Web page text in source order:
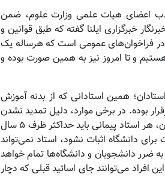
مرکز جذب اعضای هیات علمی وزارت علوم، ضمن
به خبرنگار خبرگزاری ایلنا گفته که طبق قوانین و
فراخوان‌های عمومی است که هرساله یک
و تا امروز نیز به همین صورت بوده و
همین استادانی که از بدنه آموزش
بوده. در برخی موارد، دلیل تمدید نشدن
قراردادها و بخصوص، قرارداد اساتید پیمانی، رکود علمی است. مطابق قانون، هر استاد پیمانی باید حداکثر ظرف ۵ سال
دانشگاه اثبات نشود، استاد نمی‌تواند
ضرر دانشجویان و دانشگاه‌ها تمام خواهد
می‌توانند جای اساتید قبلی که دچار